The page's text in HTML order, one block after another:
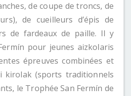
de coupe de troncs, de
de cueilleurs d’épis de
de fardeaux de paille. Il y
pour jeunes aizkolaris
épreuves combinées et
kirolak (sports traditionnels
le Trophée San Fermín de